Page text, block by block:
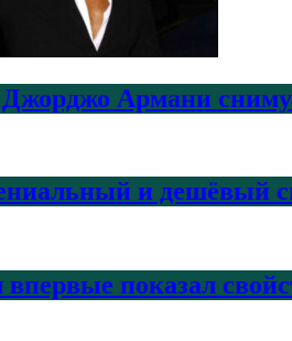
Армани
и дешёвый
показал